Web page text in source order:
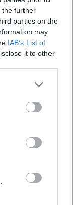
the further
parties on the
may
IAB’s List of
it to other
more Google
may click to
party tags to
below Google
és
A New
tanár úr
a tavalyi
sikert